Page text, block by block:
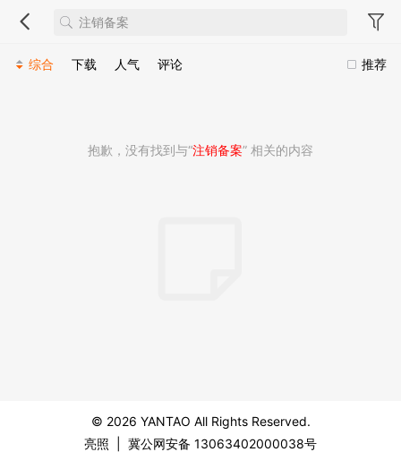
推荐
综合 下载 人气 评论
抱歉，没有找到与“注销备案” 相关的内容
© 2026 YANTAO All Rights Reserved.
亮照
冀公网安备 13063402000038号